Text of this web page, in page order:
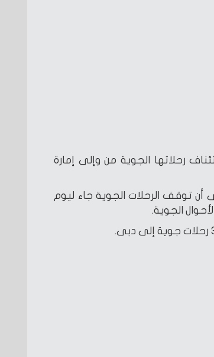
رحلاتها الجوية من وإلى إمارة
أن توقف الرحلات الجوية جاء ليوم
الجوية.